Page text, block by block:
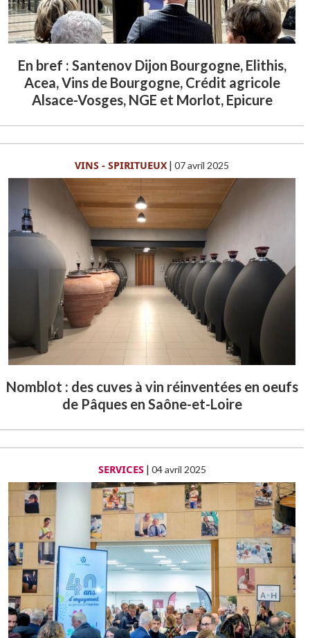
En bref : Santenov Dijon Bourgogne, Elithis,
Acea, Vins de Bourgogne, Crédit agricole
Alsace-Vosges, NGE et Morlot, Epicure
VINS - SPIRITUEUX |07 avril 2025
Nomblot : des cuves à vin réinventées en oeufs
de Pâques en Saône-et-Loire
SERVICES| 04 avril 2025